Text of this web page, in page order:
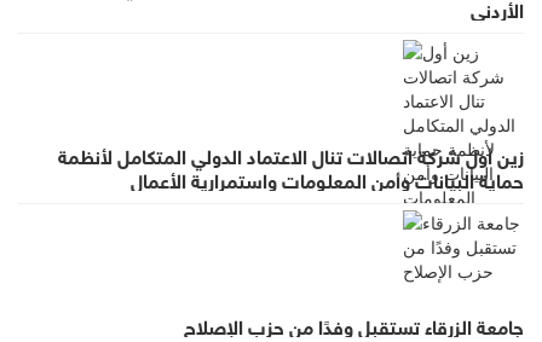
الأردني
زين أول شركة اتصالات تنال الاعتماد الدولي المتكامل لأنظمة
حماية البيانات وأمن المعلومات واستمرارية الأعمال
جامعة الزرقاء تستقبل وفدًا من حزب الإصلاح